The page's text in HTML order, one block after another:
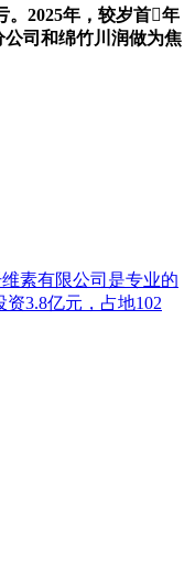
。2025年，较岁首年
公司和绵竹川润做为焦
素有限公司是专业的
3.8亿元，占地102